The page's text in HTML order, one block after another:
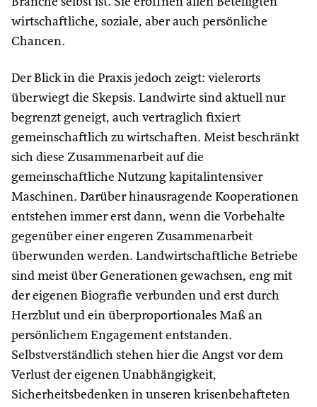
wirtschaftliche, soziale, aber auch persönliche
Chancen.
Der Blick in die Praxis jedoch zeigt: vielerorts
überwiegt die Skepsis. Landwirte sind aktuell nur
begrenzt geneigt, auch vertraglich fixiert
gemeinschaftlich zu wirtschaften. Meist beschränkt
sich diese Zusammenarbeit auf die
gemeinschaftliche Nutzung kapitalintensiver
Maschinen. Darüber hinausragende Kooperationen
entstehen immer erst dann, wenn die Vorbehalte
gegenüber einer engeren Zusammenarbeit
überwunden werden. Landwirtschaftliche Betriebe
sind meist über Generationen gewachsen, eng mit
der eigenen Biografie verbunden und erst durch
Herzblut und ein überproportionales Maß an
persönlichem Engagement entstanden.
Selbstverständlich stehen hier die Angst vor dem
Verlust der eigenen Unabhängigkeit,
Sicherheitsbedenken in unseren krisenbehafteten